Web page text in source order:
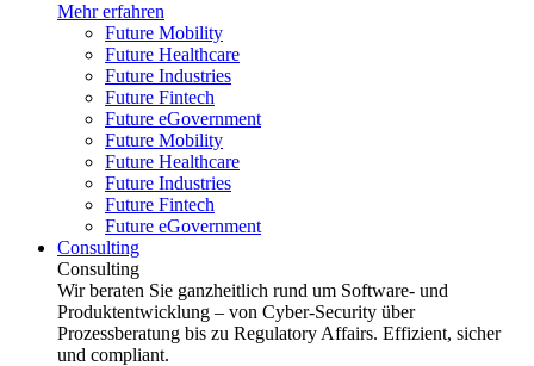
Mehr erfahren
Future Mobility
Future Healthcare
Future Industries
Future Fintech
Future eGovernment
Future Mobility
Future Healthcare
Future Industries
Future Fintech
Future eGovernment
Consulting
Consulting
Wir beraten Sie ganzheitlich rund um Software- und
Produktentwicklung – von Cyber-Security über
Prozessberatung bis zu Regulatory Affairs. Effizient, sicher
und compliant.